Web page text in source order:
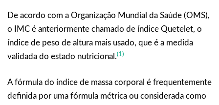
De acordo com a Organização Mundial da Saúde (OMS),
o IMC é anteriormente chamado de índice Quetelet, o
índice de peso de altura mais usado, que é a medida
validada do estado nutricional.(1)
A fórmula do índice de massa corporal é frequentemente
definida por uma fórmula métrica ou considerada como